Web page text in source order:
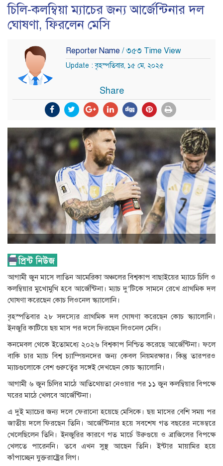
চিলি-কলম্বিয়া ম্যাচের জন্য আর্জেন্টিনার দল
ঘোষণা, ফিরলেন মেসি
Reporter Name / ৩৫৩ Time View
Update : বৃহস্পতিবার, ১৫ মে, ২০২৫
Share
আগামী জুন মাসে লাতিন আমেরিকা অঞ্চলের বিশ্বকাপ বাছাইয়ের ম্যাচে চিলি ও
কলম্বিয়ার মুখোমুখি হবে আর্জেন্টিনা। ম্যাচ দু’টিকে সামনে রেখে প্রাথমিক দল
ঘোষণা করেছেন কোচ লিওনেল স্ক্যালোনি।
বৃহস্পতিবার ২৮ সদস্যের প্রাথমিক দল ঘোষণা করেছেন কোচ স্ক্যালোনি।
ইনজুরি কাটিয়ে ছয় মাস পর দলে ফিরছেন লিওনেল মেসি।
কনমেবল থেকে ইতোমধ্যে ২০২৬ বিশ্বকাপ নিশ্চিত করেছে আর্জেন্টিনা। ফলে
বাকি চার ম্যাচ বিশ্ব চ্যাম্পিয়নদের জন্য কেবল নিয়মরক্ষার। কিন্তু তারপরও
ম্যাচগুলোকে বেশ গুরুত্বের সঙ্গেই দেখছেন কোচ স্ক্যালোনি।
আগামী ৬ জুন চিলির মাঠে আতিথেয়তা নেওয়ার পর ১১ জুন কলম্বিয়ার বিপক্ষে
ঘরের মাঠে খেলবে আর্জেন্টিনা।
এ দুই ম্যাচের জন্য দলে ফেরানো হয়েছে মেসিকে। ছয় মাসের বেশি সময় পর
জাতীয় দলে ফিরছেন তিনি। আর্জেন্টিনার হয়ে সবশেষ গত বছরের নভেম্বরে
খেলেছিলেন তিনি। ইনজুরির কারণে গত মার্চে উরুগুয়ে ও ব্রাজিলের বিপক্ষে
খেলতে পারেননি। তবে এখন সুস্থ আছেন তিনি। ইন্টার মায়ামির হয়ে
কাঁপাচ্ছেন যুক্তরাষ্ট্রের লিগ।